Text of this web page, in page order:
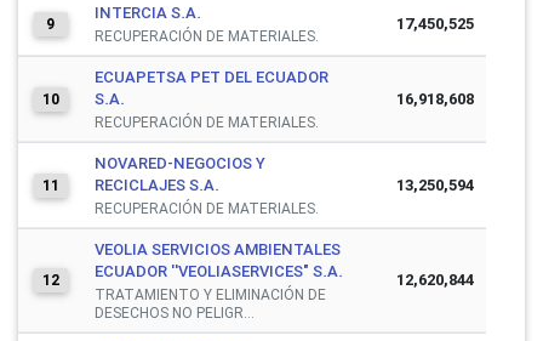
9
INTERCIA S.A.
RECUPERACIÓN DE MATERIALES.
17,450,525
10
ECUAPETSA PET DEL ECUADOR
S.A.
RECUPERACIÓN DE MATERIALES.
16,918,608
11
NOVARED-NEGOCIOS Y
RECICLAJES S.A.
RECUPERACIÓN DE MATERIALES.
13,250,594
12
VEOLIA SERVICIOS AMBIENTALES
ECUADOR ''VEOLIASERVICES" S.A.
TRATAMIENTO Y ELIMINACIÓN DE
DESECHOS NO PELIGR...
12,620,844